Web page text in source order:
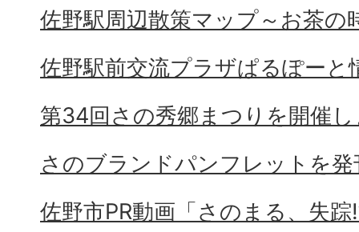
佐野駅周辺散策マップ～お茶の
佐野駅前交流プラザぱるぽーと
第34回さの秀郷まつりを開催
さのブランドパンフレットを
佐野市PR動画「さのまる、失